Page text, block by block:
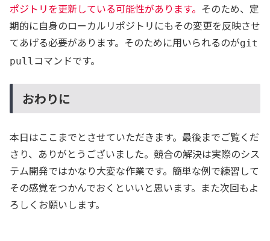
ポジトリを更新している可能性があります。 そのため、定
期的に自身のローカルリポジトリにもその変更を反映させ
てあげる必要があります。そのために用いられるのがgit
pull コマンドです。
おわりに
本日はここまでとさせていただきます。最後までご覧くだ
さり、ありがとうございました。競合の解決は実際のシス
テム開発ではかなり大変な作業です。簡単な例で練習して
その感覚をつかんでおくといいと思います。また次回もよ
ろしくお願いします。